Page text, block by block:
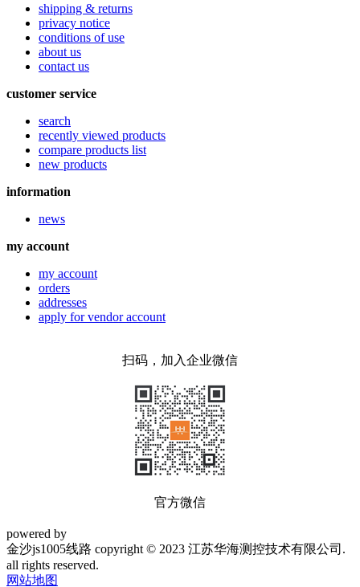
shipping & returns
privacy notice
conditions of use
about us
contact us
customer service
search
recently viewed products
compare products list
new products
information
news
my account
my account
orders
addresses
apply for vendor account
扫码，加入企业微信
官方微信
powered by
金沙js1005线路 copyright © 2023 江苏华海测控技术有限公司.
all rights reserved.
网站地图